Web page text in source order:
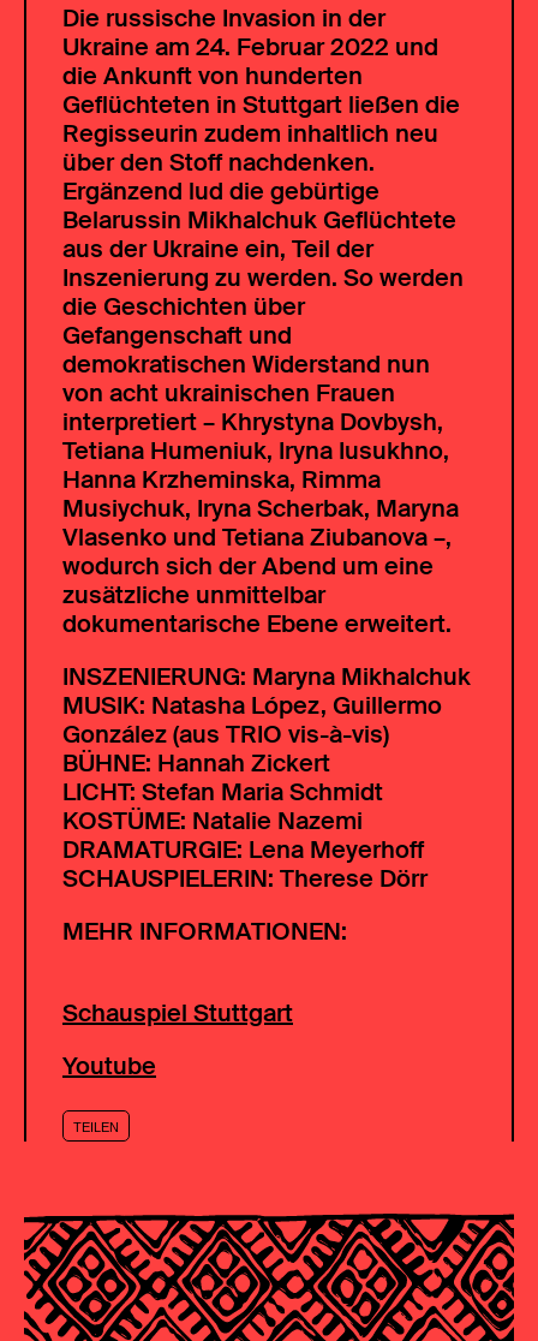
Die russische Invasion in der
Ukraine am 24. Februar 2022 und
die Ankunft von hunderten
Geflüchteten in Stuttgart ließen die
Regisseurin zudem inhaltlich neu
über den Stoff nachdenken.
Ergänzend lud die gebürtige
Belarussin Mikhalchuk Geflüchtete
aus der Ukraine ein, Teil der
Inszenierung zu werden. So werden
die Geschichten über
Gefangenschaft und
demokratischen Widerstand nun
von acht ukrainischen Frauen
interpretiert – Khrystyna Dovbysh,
Tetiana Humeniuk, Iryna Iusukhno,
Hanna Krzheminska, Rimma
Musiychuk, Iryna Scherbak, Maryna
Vlasenko und Tetiana Ziubanova –,
wodurch sich der Abend um eine
zusätzliche unmittelbar
dokumentarische Ebene erweitert.
INSZENIERUNG: Maryna Mikhalchuk
MUSIK: Natasha López, Guillermo
González (aus TRIO vis-à-vis)
BÜHNE: Hannah Zickert
LICHT: Stefan Maria Schmidt
KOSTÜME: Natalie Nazemi
DRAMATURGIE: Lena Meyerhoff
SCHAUSPIELERIN: Therese Dörr
MEHR INFORMATIONEN:
Schauspiel Stuttgart
Youtube
TEILEN